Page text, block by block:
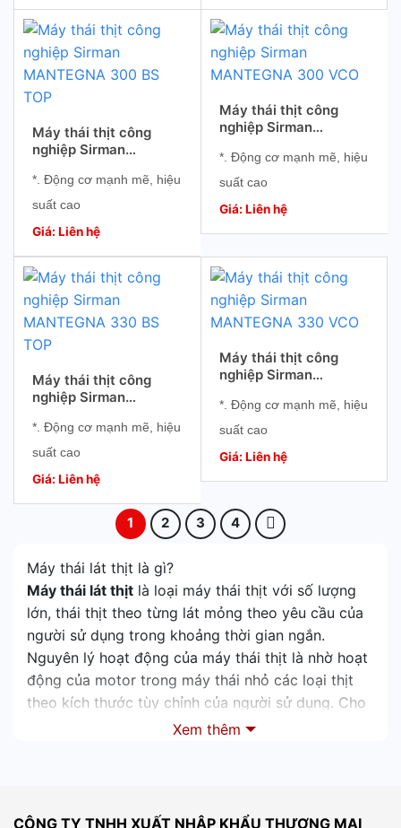
*. Độ bền cao
đều
*. Tiết kiệm điện năng
*. Độ bền cao
Máy thái thịt công
nghiệp Sirman
TOP
*. Động cơ mạnh mẽ, hiệu
suất cao
*. Lát cắt chính xác, đồng
đều
*. Tiết kiệm điện năng
*. Độ bền cao
Giá: Liên hệ
Máy thái thịt công
nghiệp Sirman
*. Động cơ mạnh mẽ, hiệu
suất cao
*. Lát cắt chính xác, đồng
đều
*. Tiết kiệm điện năng
*. Độ bền cao
Giá: Liên hệ
Máy thái thịt công
nghiệp Sirman
TOP
*. Động cơ mạnh mẽ, hiệu
suất cao
*. Lát cắt chính xác, đồng
đều
*. Tiết kiệm điện năng
Giá: Liên hệ
Máy thái thịt công
nghiệp Sirman
*. Động cơ mạnh mẽ, hiệu
suất cao
*. Lát cắt chính xác, đồng
đều
*. Độ bền cao
Giá: Liên hệ
1 2 3 4
Máy thái lát thịt là gì?
Máy thái lát thịt là loại máy thái thịt với số lượng
lớn, thái thịt theo từng lát mỏng theo yêu cầu của
người sử dụng trong khoảng thời gian ngắn.
Nguyên lý hoạt động của máy thái thịt là nhờ hoạt
động của motor trong máy thái nhỏ các loại thịt
theo kích thước tùy chỉnh của người sử dụng. Cho
ra những miếng thịt mỏng chính xác từng mm cho
nghiệp Sirman – Italia , Máy thái lát thịt công
Xem thêm
CÔNG TY TNHH XUẤT NHẬP KHẨU THƯƠNG MẠI